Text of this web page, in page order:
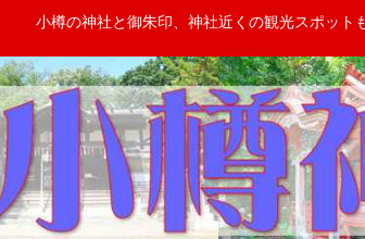
小樽の神社と御朱印、神社近くの観光スポット